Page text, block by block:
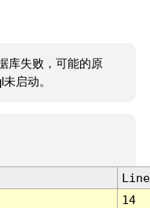
库失败，可能的原
启动。
Line
14